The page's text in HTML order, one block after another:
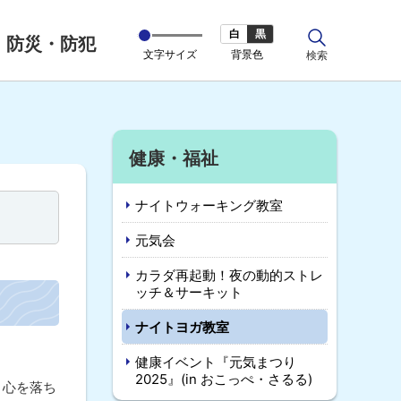
防災・防犯 文字サイズ 背景色
白 黒
ト
検索
を落ち
サ
イ
ド
・
メ
ニ
ュ
ー
健康・福祉
ナイトウォーキング教室
元気会
カラダ再起動！夜の動的ストレ
ッチ＆サーキット
ナイトヨガ教室
健康イベント『元気まつり
2025』(in おこっぺ・さるる)